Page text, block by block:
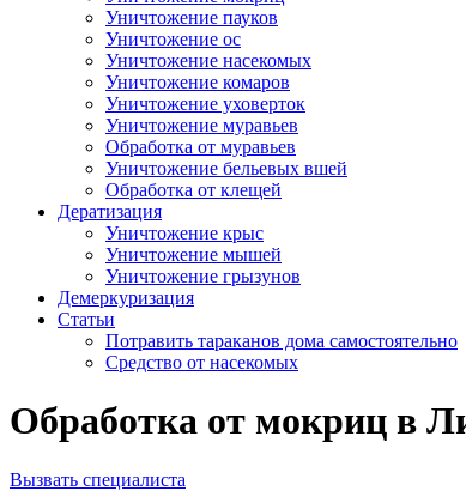
Уничтожение пауков
Уничтожение ос
Уничтожение насекомых
Уничтожение комаров
Уничтожение уховерток
Уничтожение муравьев
Обработка от муравьев
Уничтожение бельевых вшей
Обработка от клещей
Дератизация
Уничтожение крыс
Уничтожение мышей
Уничтожение грызунов
Демеркуризация
Статьи
Потравить тараканов дома самостоятельно
Средство от насекомых
Обработка от мокриц в
Вызвать специалиста